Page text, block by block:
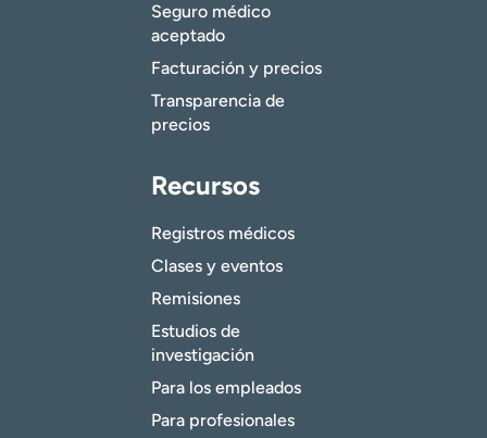
Seguro médico
aceptado
Facturación y precios
Transparencia de
precios
Recursos
Registros médicos
Clases y eventos
Remisiones
Estudios de
investigación
Para los empleados
Para profesionales